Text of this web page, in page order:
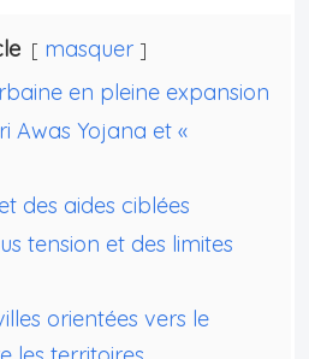
masquer
en pleine expansion
Awas Yojana et «
des aides ciblées
tension et des limites
orientées vers le